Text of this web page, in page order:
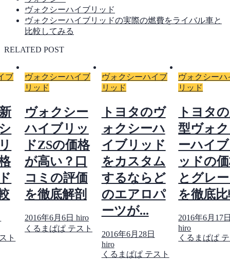
ヴォクシーハイブリッド
ヴォクシーハイブリッドの実際の燃費をライバル車と
比較してみる
RELATED POST
ブ
ト
ヴォクシーハイブ
リッド
ヴォクシー
ハイブリッ
ドZSの価格
が高い？口
コミの評価
を徹底解剖
2016年6月6日 hiro
くるまぱぱ テスト
ヴォクシーハイブ
リッド
トヨタのヴ
ォクシーハ
イブリッド
をカスタム
するならど
のエアロパ
ーツが...
2016年6月28日
hiro
くるまぱぱ テスト
ヴォクシーハ
リッド
トヨタ
型ヴォ
ーハイ
ッドの
とグレ
を徹底
2016年6月17
hiro
くるまぱぱ